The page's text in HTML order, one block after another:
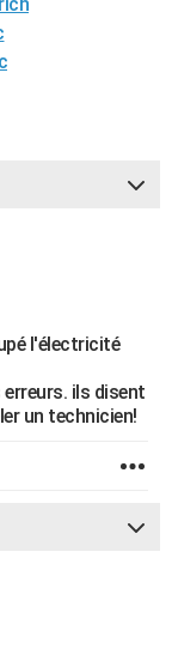
l'électricité
erreurs. ils disent
un technicien!